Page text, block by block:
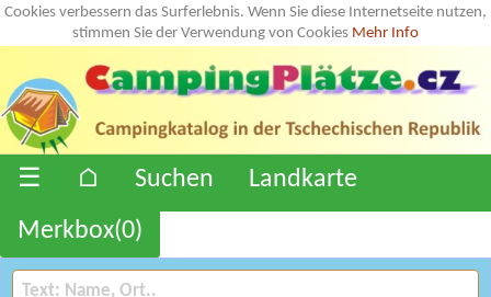
Cookies verbessern das Surferlebnis. Wenn Sie diese Internetseite nutzen,
stimmen Sie der Verwendung von Cookies Mehr Info
☰ ⌂ Suchen
Landkarte
Merkbox(0)